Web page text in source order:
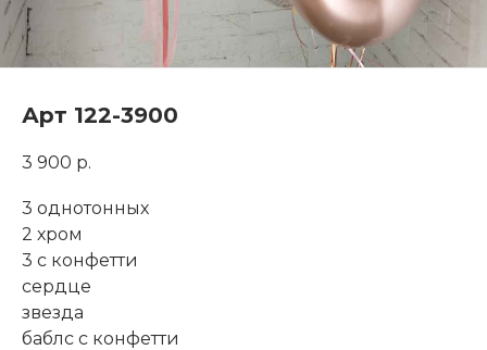
Арт 122-3900
3 900 р.
3 однотонных
2 хром
3 с конфетти
сердце
звезда
баблс с конфетти